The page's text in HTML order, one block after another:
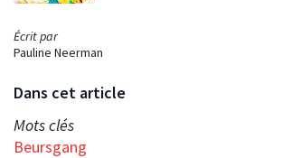
Écrit par
Pauline Neerman
Dans cet article
Mots clés
Beursgang